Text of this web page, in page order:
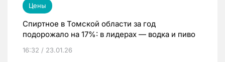
Цены
Спиртное в Томской области за год
подорожало на 17%: в лидерах — водка и пиво
16:32 / 23.01.26